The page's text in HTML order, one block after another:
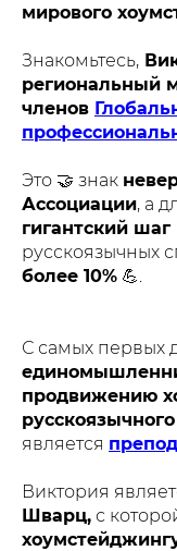
мирового
Знакомьтесь,
региональный
членов
Это 🤝 знак
Ассоциации, а
гигантский
русскоязычных
более 10% 💪.
С самых первых
продвижению
русскоязычного
является
Виктория
Шварц, с